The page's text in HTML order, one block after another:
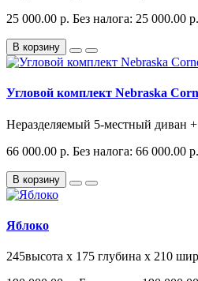
25 000.00 р. Без налога: 25 000.00 р.
В корзину
Угловой комплект Nebraska
Неразделяемый 5-местный диван
66 000.00 р. Без налога: 66 000.00 р.
В корзину
Яблоко
245высота x 175 глубина x 210